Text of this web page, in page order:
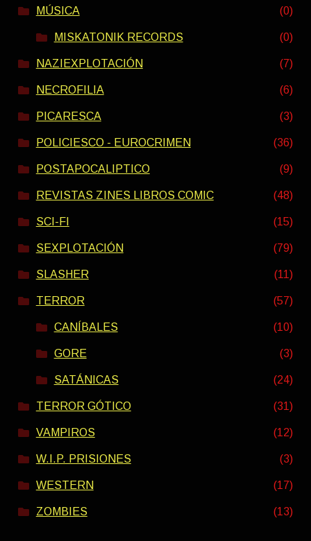
MÚSICA (0)
MISKATONIK RECORDS (0)
NAZIEXPLOTACIÓN (7)
NECROFILIA (6)
PICARESCA (3)
POLICIESCO - EUROCRIMEN (36)
POSTAPOCALIPTICO (9)
REVISTAS ZINES LIBROS COMIC (48)
SCI-FI (15)
SEXPLOTACIÓN (79)
SLASHER (11)
TERROR (57)
CANÍBALES (10)
GORE (3)
SATÁNICAS (24)
TERROR GÓTICO (31)
VAMPIROS (12)
W.I.P. PRISIONES (3)
WESTERN (17)
ZOMBIES (13)